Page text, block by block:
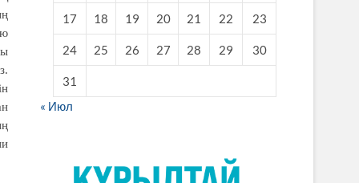
17 18 19 20 21 22 23
24 25 26 27 28 29 30
31
« Июл